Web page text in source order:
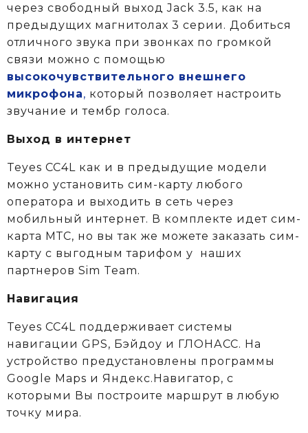
через свободный выход Jack 3.5, как на
предыдущих магнитолах 3 серии. Добиться
отличного звука при звонках по громкой
связи можно с помощью
высокочувствительного внешнего
микрофона, который позволяет настроить
звучание и тембр голоса.
Выход в интернет
Teyes CC4L как и в предыдущие модели
можно установить сим-карту любого
оператора и выходить в сеть через
мобильный интернет. В комплекте идет сим-
карта МТС, но вы так же можете заказать сим-
карту с выгодным тарифом у
наших
партнеров Sim Team.
Навигация
Teyes CC4L поддерживает системы
навигации GPS, Бэйдоу и ГЛОНАСС. На
устройство предустановлены программы
Google Maps и Яндекс.Навигатор, с
которыми Вы построите маршрут в любую
точку мира.